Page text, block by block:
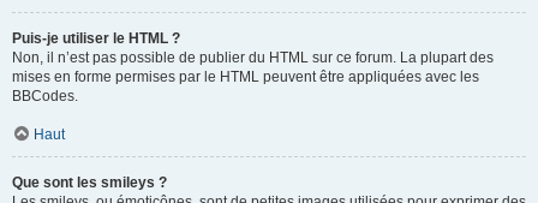
Puis-je utiliser le HTML ?
Non, il n’est pas possible de publier du HTML sur ce forum. La plupart des
mises en forme permises par le HTML peuvent être appliquées avec les
BBCodes.
Haut
Que sont les smileys ?